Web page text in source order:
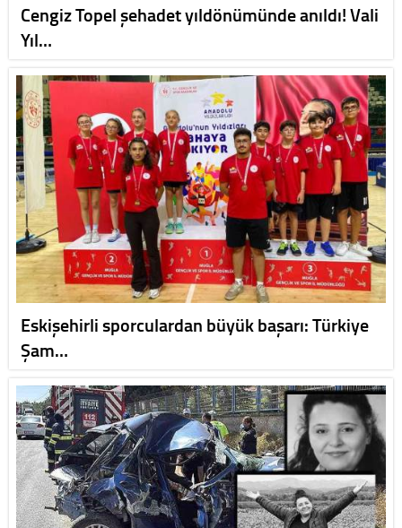
Cengiz Topel şehadet yıldönümünde anıldı! Vali
Yıl…
Eskişehirli sporculardan büyük başarı: Türkiye
Şam…